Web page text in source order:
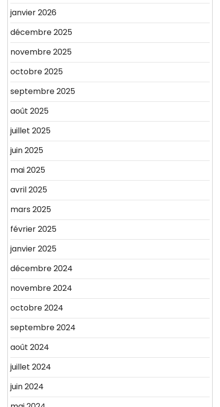
janvier 2026
décembre 2025
novembre 2025
octobre 2025
septembre 2025
août 2025
juillet 2025
juin 2025
mai 2025
avril 2025
mars 2025
février 2025
janvier 2025
décembre 2024
novembre 2024
octobre 2024
septembre 2024
août 2024
juillet 2024
juin 2024